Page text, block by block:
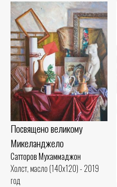
Посвящено великому
Микеланджело
Сатторов Мухаммаджон
Холст, масло (140x120) - 2019
год